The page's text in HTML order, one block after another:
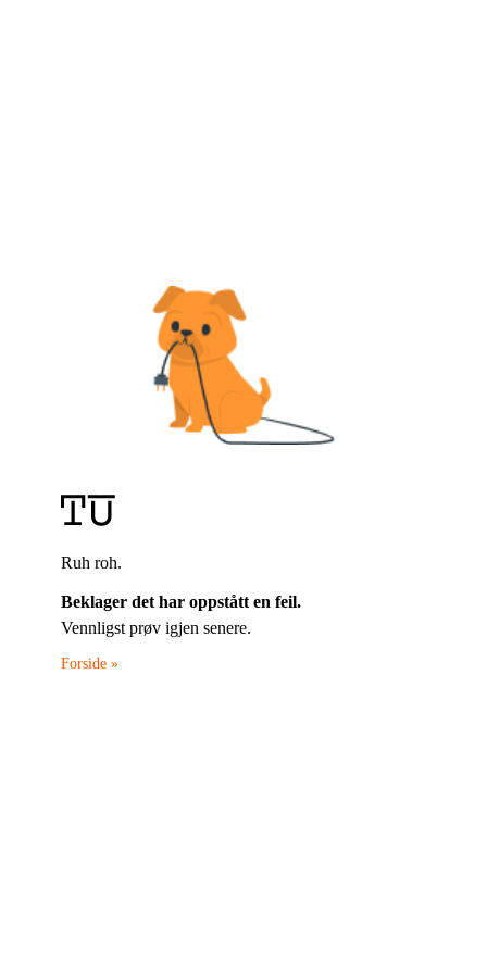
Ruh roh.
Beklager det har oppstått en feil.
Vennligst prøv igjen senere.
Forside »